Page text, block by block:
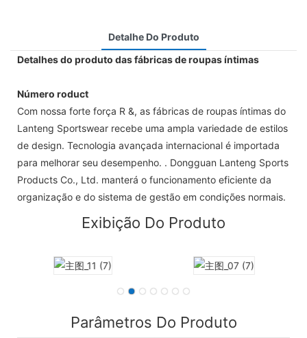
Detalhe Do Produto
Detalhes do produto das fábricas de roupas íntimas
Número roduct
Com nossa forte força R &, as fábricas de roupas íntimas do
Lanteng Sportswear recebe uma ampla variedade de estilos
de design. Tecnologia avançada internacional é importada
para melhorar seu desempenho. . Dongguan Lanteng Sports
Products Co., Ltd. manterá o funcionamento eficiente da
organização e do sistema de gestão em condições normais.
Exibição Do Produto
Parâmetros Do Produto